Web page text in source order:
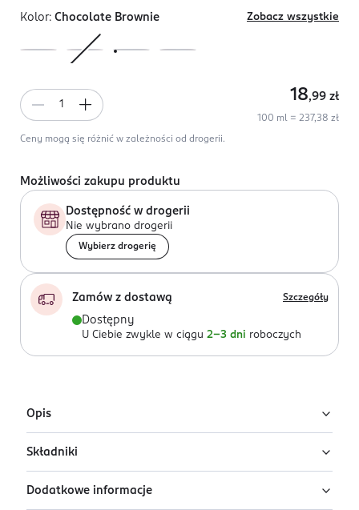
Kolor: Chocolate Brownie Zobacz wszystkie
18,99 zł
100 ml = 237,38 zł
Ceny mogą się różnić w zależności od drogerii.
Możliwości zakupu produktu
Dostępność w drogerii
Nie wybrano drogerii
Wybierz drogerię
Zamów z dostawą Szczegóły
Dostępny
U Ciebie zwykle w ciągu 2-3 dni roboczych
Opis
Nawilżający, lekki balsam do ust z delikatnym tintem
łączy w sobie makijaż oraz pielęgnację.
Balsam w odcieniu Chocolate Brownie pozostawia na
Składniki
Ingredients: : OCTYLDODECANOL, POLYBUTENE,
Dodatkowe informacje